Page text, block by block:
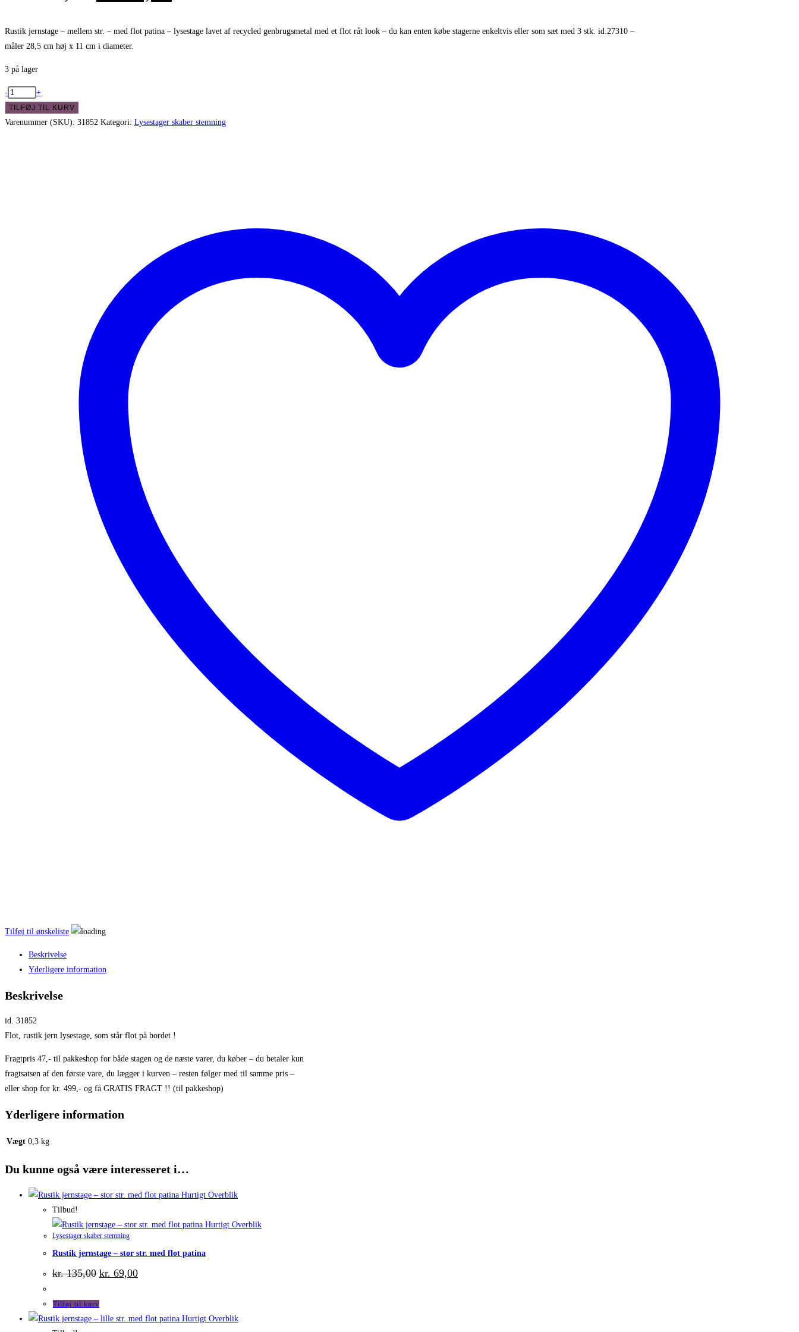
pris
var:
pris
Rustik jernstage – mellem str. – med flot patina – lysestage lavet af recycled genbrugsmetal med et flot råt look – du kan enten købe stagerne enkeltvis eller som sæt med 3 stk. id.27310 –
måler 28,5 cm høj x 11 cm i diameter.
3 på lager
Rustik
jernstage
-
- +
TILFØJ TIL KURV
Varenummer (SKU): 31852 Kategori: Lysestager skaber stemning
Tilføj til ønskeliste
Beskrivelse
Yderligere information
Beskrivelse
id. 31852
Flot, rustik jern lysestage, som står flot på bordet !
Fragtpris 47,- til pakkeshop for både stagen og de næste varer, du køber – du betaler kun
fragtsatsen af den første vare, du lægger i kurven – resten følger med til samme pris –
eller shop for kr. 499,- og få GRATIS FRAGT !! (til pakkeshop)
Yderligere information
Vægt 0,3 kg
Du kunne også være interesseret i…
Hurtigt Overblik
Tilbud!
Hurtigt Overblik
Lysestager skaber stemning
Rustik jernstage – stor str. med flot patina
kr.135,00 Den
oprindelige
var:
kr. 135,00.
kr. 69,00Den
aktuelle
kr. 69,00.
Tilføj til kurv
Hurtigt Overblik